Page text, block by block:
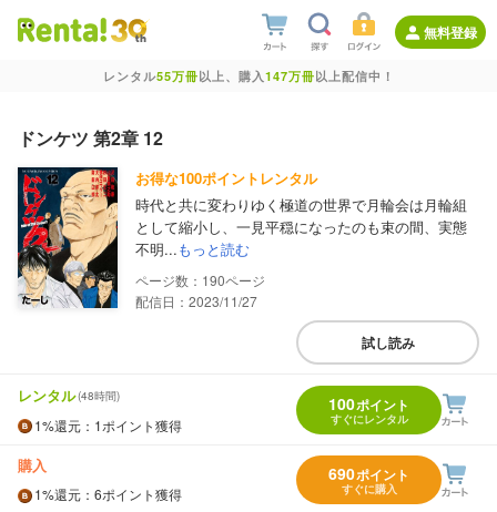
無料登録
レンタル55万冊以上、購入147万冊以上配信中！
ドンケツ 第2章 12
お得な100ポイントレンタル
時代と共に変わりゆく極道の世界で月輪会は月輪組
として縮小し、一見平穏になったのも束の間、実態
不明...もっと読む
190
配信日：2023/11/27
試し読み
レンタル(48時間)
1%還元 ：1ポイント獲得
100ポイント
すぐにレンタル
購入
1%還元 ：6ポイント獲得
690ポイント
すぐに購入